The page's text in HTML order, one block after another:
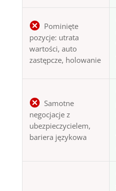
Pominięte
pozycje: utrata
wartości, auto
zastępcze, holowanie
Samotne
negocjacje z
ubezpieczycielem,
bariera językowa